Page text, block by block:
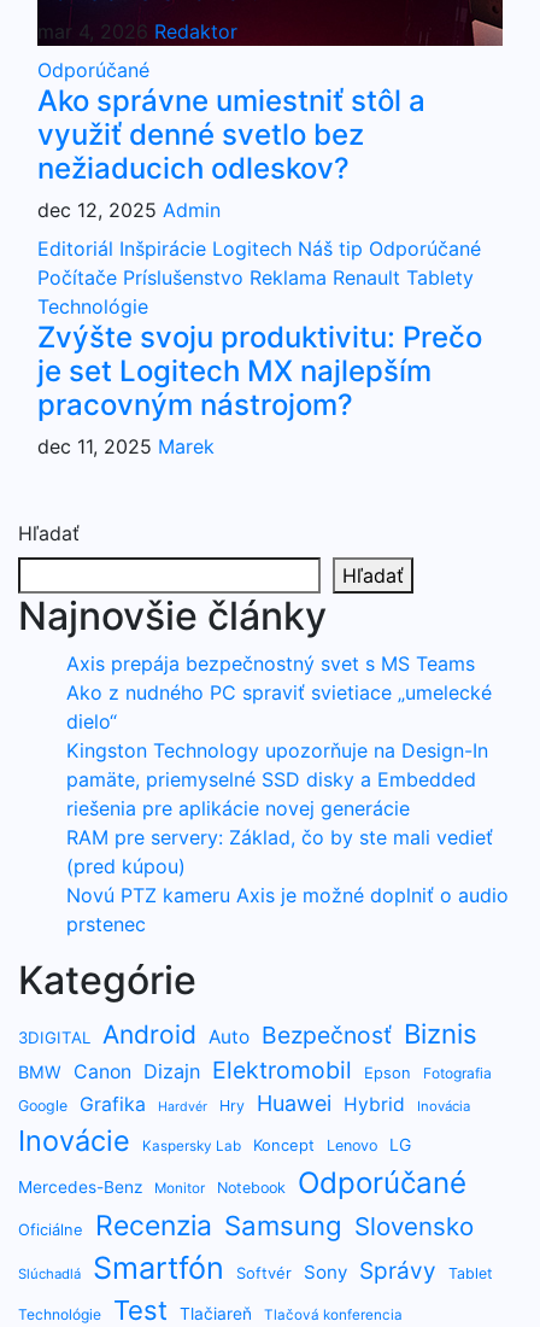
mar 4, 2026 Redaktor
Odporúčané
Ako správne umiestniť stôl a
využiť denné svetlo bez
nežiaducich odleskov?
dec 12, 2025 Admin
Editoriál Inšpirácie Logitech Náš tip Odporúčané
Počítače Príslušenstvo Reklama Renault Tablety
Technológie
Zvýšte svoju produktivitu: Prečo
je set Logitech MX najlepším
pracovným nástrojom?
dec 11, 2025 Marek
Hľadať
Hľadať
Najnovšie články
Axis prepája bezpečnostný svet s MS Teams
Ako z nudného PC spraviť svietiace „umelecké
dielo“
Kingston Technology upozorňuje na Design-In
pamäte, priemyselné SSD disky a Embedded
riešenia pre aplikácie novej generácie
RAM pre servery: Základ, čo by ste mali vedieť
(pred kúpou)
Novú PTZ kameru Axis je možné doplniť o audio
prstenec
Kategórie
3DIGITAL Android Auto Bezpečnosť Biznis
BMW Canon Dizajn Elektromobil Epson
Fotografia
Google
Grafika Hardvér Hry Huawei Hybrid Inovácia
Inovácie Kaspersky Lab Koncept Lenovo LG
Mercedes-Benz Monitor Notebook Odporúčané
Oficiálne Recenzia Samsung Slovensko
Slúchadlá Smartfón Softvér Sony Správy Tablet
Technológie Test Tlačiareň Tlačová konferencia